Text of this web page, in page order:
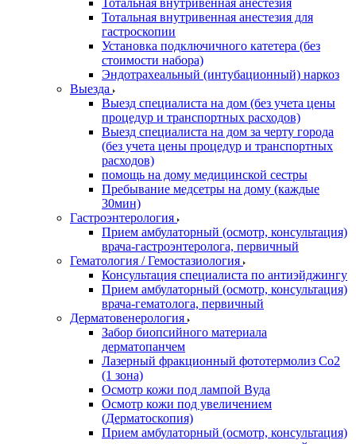
Тотальная внутривенная анестезия
Тотальная внутривенная анестезия для
гастроскопии
Установка подключичного катетера (без
стоимости набора)
Эндотрахеальный (интубационный) наркоз
Выезда
Выезд специалиста на дом (без учета цены
процедур и транспортных расходов)
Выезд специалиста на дом за черту города
(без учета цены процедур и транспортных
расходов)
помощь на дому медицинской сестры
Пребывание медсетры на дому (каждые
30мин)
Гастроэнтерология
Прием амбулаторный (осмотр, консультация)
врача-гастроэнтеролога, первичный
Гематология / Гемостазиология
Консультация специалиста по антиэйджингу
Прием амбулаторный (осмотр, консультация)
врача-гематолога, первичный
Дерматовенерология
Забор биопсийного материала
дерматопанчем
Лазерный фракционный фототермолиз Со2
(1 зона)
Осмотр кожи под лампой Вуда
Осмотр кожи под увеличением
(Дерматоскопия)
Прием амбулаторный (осмотр, консультация)